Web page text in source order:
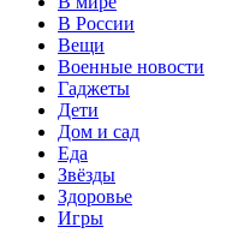
В России
Вещи
Военные новости
Гаджеты
Дети
Дом и сад
Еда
Звёзды
Здоровье
Игры